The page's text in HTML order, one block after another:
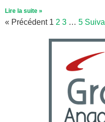
Lire la suite »
« Précédent 1 2 3 … 5